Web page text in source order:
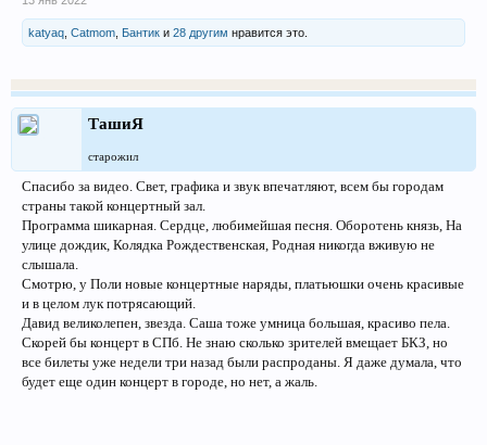
katyaq Catmom Бантик и 28 другим нравится это.
ТашиЯ
старожил
Спасибо за видео. Свет, графика и звук впечатляют, всем бы городам
страны такой концертный зал.
Программа шикарная. Сердце, любимейшая песня. Оборотень князь, На
улице дождик, Колядка Рождественская, Родная никогда вживую не
слышала.
Смотрю, у Поли новые концертные наряды, платьюшки очень красивые
и в целом лук потрясающий.
Давид великолепен, звезда. Саша тоже умница большая, красиво пела.
Скорей бы концерт в СПб. Не знаю сколько зрителей вмещает БКЗ, но
все билеты уже недели три назад были распроданы. Я даже думала, что
будет еще один концерт в городе, но нет, а жаль.